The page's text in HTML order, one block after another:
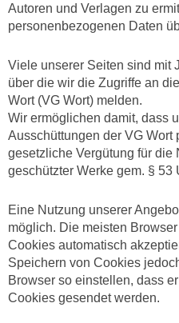
Autoren und Verlagen zu
personenbezogenen Daten
Viele unserer Seiten sind mit
über die wir die Zugriffe an
Wort (VG Wort) melden.
Wir ermöglichen damit, dass
Ausschüttungen der VG Wort
gesetzliche Vergütung für die
geschützter Werke gem. § 53
Eine Nutzung unserer
möglich. Die meisten
Cookies automatisch
Speichern von Cookies
Browser so einstellen, dass
Cookies gesendet werden.